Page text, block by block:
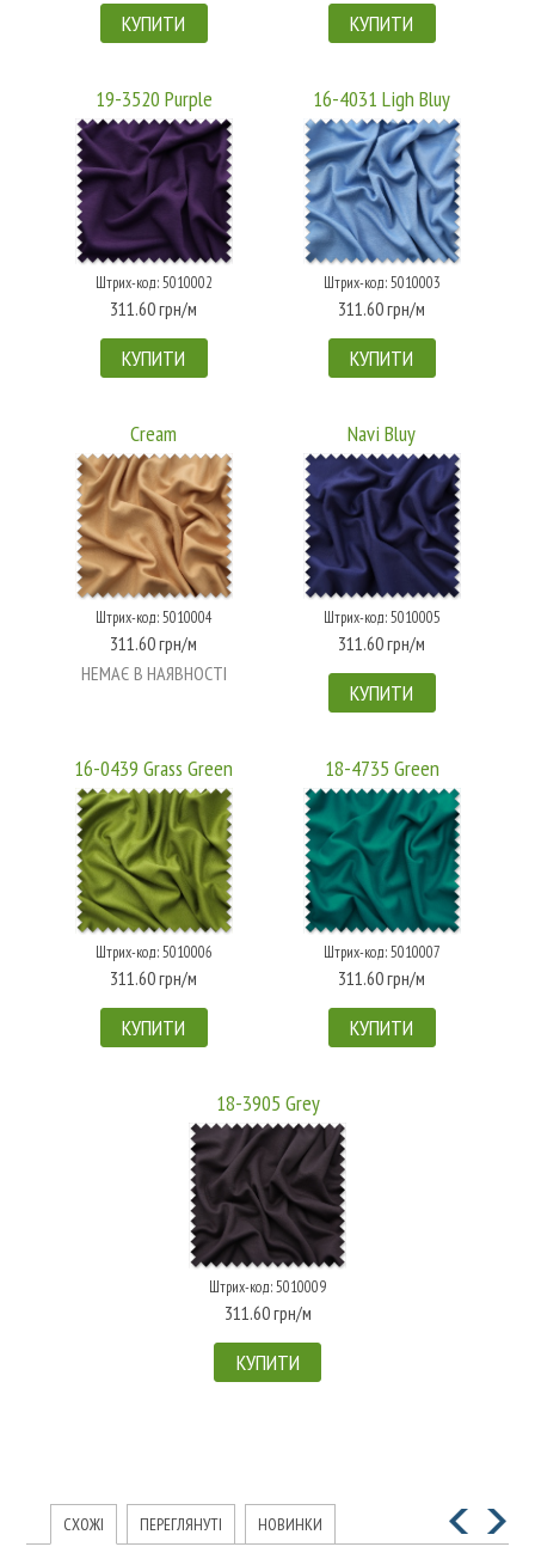
КУПИТИ КУПИТИ
19-3520 Purple
Штрих-код: 5010002
311.60 грн/м
КУПИТИ
16-4031 Ligh Bluy
Штрих-код: 5010003
311.60 грн/м
КУПИТИ
Cream
Штрих-код: 5010004
311.60 грн/м
НЕМАЄ В НАЯВНОСТІ
Navi Bluy
Штрих-код: 5010005
311.60 грн/м
КУПИТИ
16-0439 Grass Green
Штрих-код: 5010006
311.60 грн/м
КУПИТИ
18-4735 Green
Штрих-код: 5010007
311.60 грн/м
КУПИТИ
18-3905 Grey
Штрих-код: 5010009
311.60 грн/м
КУПИТИ
СХОЖІ ПЕРЕГЛЯНУТІ НОВИНКИ